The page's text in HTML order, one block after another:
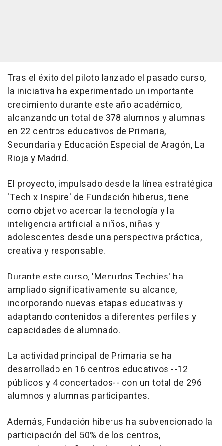
Tras el éxito del piloto lanzado el pasado curso,
la iniciativa ha experimentado un importante
crecimiento durante este año académico,
alcanzando un total de 378 alumnos y alumnas
en 22 centros educativos de Primaria,
Secundaria y Educación Especial de Aragón, La
Rioja y Madrid.
El proyecto, impulsado desde la línea estratégica
'Tech x Inspire' de Fundación hiberus, tiene
como objetivo acercar la tecnología y la
inteligencia artificial a niños, niñas y
adolescentes desde una perspectiva práctica,
creativa y responsable.
Durante este curso, 'Menudos Techies' ha
ampliado significativamente su alcance,
incorporando nuevas etapas educativas y
adaptando contenidos a diferentes perfiles y
capacidades de alumnado.
La actividad principal de Primaria se ha
desarrollado en 16 centros educativos --12
públicos y 4 concertados-- con un total de 296
alumnos y alumnas participantes.
Además, Fundación hiberus ha subvencionado la
participación del 50% de los centros,